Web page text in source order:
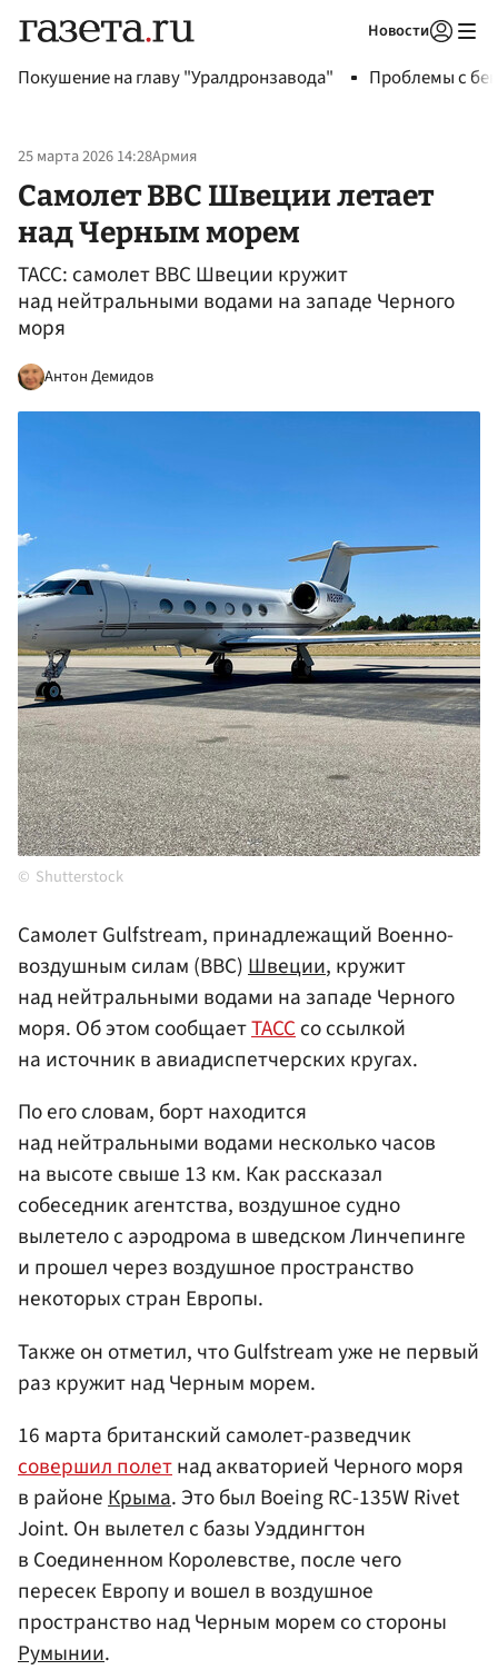
Новости
Покушение на главу "Уралдронзавода" Проблемы с
25 марта 2026 14:28Армия
Самолет ВВС Швеции летает
над Черным морем
ТАСС: самолет ВВС Швеции кружит
над нейтральными водами на западе Черного
моря
Антон Демидов
Shutterstock
Самолет Gulfstream, принадлежащий Военно-
воздушным силам (ВВС)Швеции, кружит
над нейтральными водами на западе Черного
моря. Об этом сообщаетТАССсо ссылкой
на источник в авиадиспетчерских кругах.
По его словам, борт находится
над нейтральными водами несколько часов
на высоте свыше 13 км. Как рассказал
собеседник агентства, воздушное судно
вылетело с аэродрома в шведском Линчепинге
и прошел через воздушное пространство
некоторых стран Европы.
Также он отметил, что Gulfstream уже не первый
раз кружит над Черным морем.
16 марта британский самолет-разведчик
совершил полетнад акваторией Черного моря
в районеКрыма. Это был Boeing RC-135W Rivet
Joint. Он вылетел с базы Уэддингтон
в Соединенном Королевстве, после чего
пересек Европу и вошел в воздушное
пространство над Черным морем со стороны
Румынии.